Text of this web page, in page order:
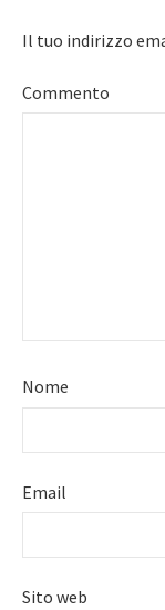
Il tuo indirizzo
Commento
Nome
Email
Sito web